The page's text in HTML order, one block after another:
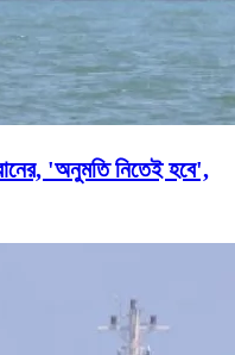
'অনুমতি নিতেই হবে',